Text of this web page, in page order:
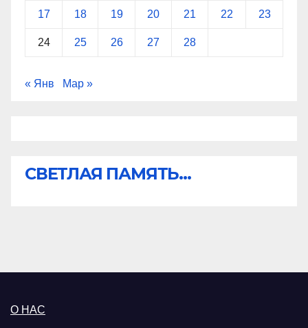
17 18 19 20 21 22 23
24 25 26 27 28
« Янв Мар »
СВЕТЛАЯ ПАМЯТЬ...
О НАС